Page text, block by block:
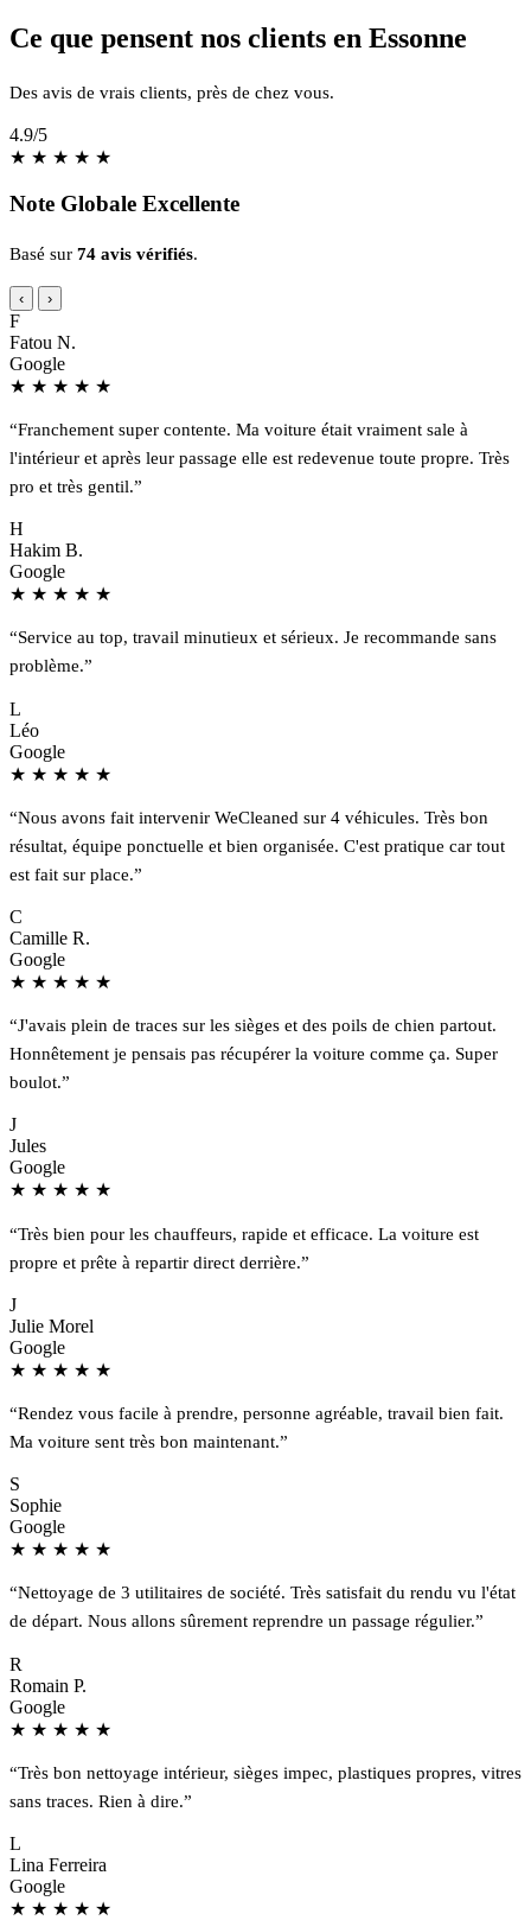
Ce que pensent nos clients en Essonne
Des avis de vrais clients, près de chez vous.
4.9/5
★ ★ ★ ★ ★
Note Globale Excellente
Basé sur 74 avis vérifiés.
‹ ›
F
Fatou N.
Google
★ ★ ★ ★ ★
“Franchement super contente. Ma voiture était vraiment sale à
l'intérieur et après leur passage elle est redevenue toute propre. Très
pro et très gentil.”
H
Hakim B.
Google
★ ★ ★ ★ ★
“Service au top, travail minutieux et sérieux. Je recommande sans
problème.”
L
Léo
Google
★ ★ ★ ★ ★
“Nous avons fait intervenir WeCleaned sur 4 véhicules. Très bon
résultat, équipe ponctuelle et bien organisée. C'est pratique car tout
est fait sur place.”
C
Camille R.
Google
★ ★ ★ ★ ★
“J'avais plein de traces sur les sièges et des poils de chien partout.
Honnêtement je pensais pas récupérer la voiture comme ça. Super
boulot.”
J
Jules
Google
★ ★ ★ ★ ★
“Très bien pour les chauffeurs, rapide et efficace. La voiture est
propre et prête à repartir direct derrière.”
J
Julie Morel
Google
★ ★ ★ ★ ★
“Rendez vous facile à prendre, personne agréable, travail bien fait.
Ma voiture sent très bon maintenant.”
S
Sophie
Google
★ ★ ★ ★ ★
“Nettoyage de 3 utilitaires de société. Très satisfait du rendu vu l'état
de départ. Nous allons sûrement reprendre un passage régulier.”
R
Romain P.
Google
★ ★ ★ ★ ★
“Très bon nettoyage intérieur, sièges impec, plastiques propres, vitres
sans traces. Rien à dire.”
L
Lina Ferreira
Google
★ ★ ★ ★ ★